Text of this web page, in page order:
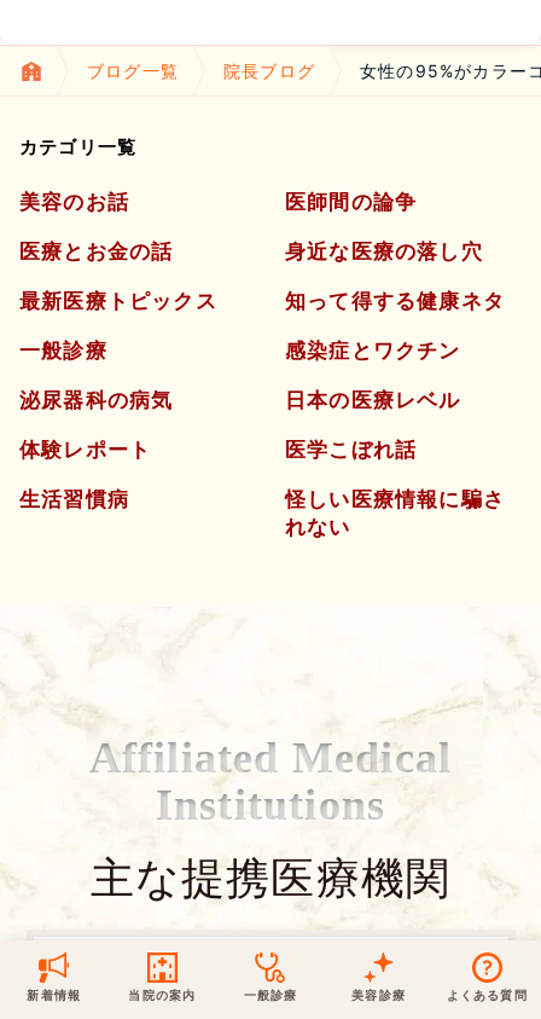
ブログ一覧 院長ブログ 女性の95%がカラー
カテゴリ一覧
美容のお話
医療とお金の話
最新医療トピックス
一般診療
泌尿器科の病気
体験レポート
生活習慣病
医師間の論争
身近な医療の落し穴
知って得する健康ネタ
感染症とワクチン
日本の医療レベル
医学こぼれ話
怪しい医療情報に騙さ
れない
Affiliated Medical
Institutions
主な提携医療機関
■ 東京大学医学部附属病院
東京大学医科
新着情報
新着情報
新着ブログ記事
取材協力
桑満院長のtwitter 松下医師のインスタ
当院の案内
五本木クリニックについて
アクセス・地図
当院のポリシー
個人情報保護方針 サイトマップ
一般診療
保険での診療
内科 皮膚科
形成外科
※ 木・日・祝は休診です
美容診療 よくある質問
よくあるご質問
一般診療
0120-50-5929
美容診療
0120-70-5929
地図アプリで経路を調べる